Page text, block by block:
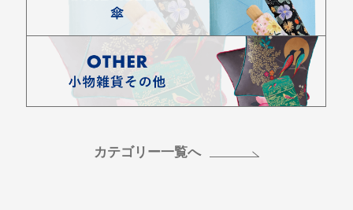
カテゴリー一覧へ